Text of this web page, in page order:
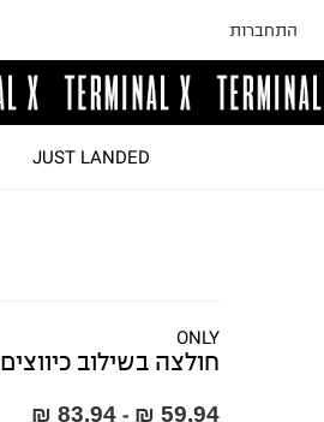
התחברות
JUST LANDED
ONLY
חולצה בשילוב כיווצים
59.94 ₪
-
83.94 ₪